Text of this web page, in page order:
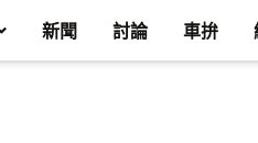
新聞 討論 車拚